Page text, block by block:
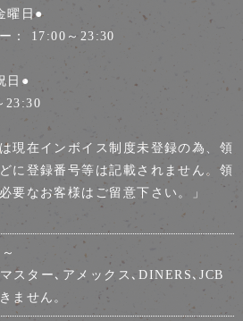
曜日●
： 17:00～23:30
日●
23:30
は現在インボイス制度未登録の為、領
に登録番号等は記載されません。領
要なお客様はご留意下さい。」
スター､アメックス､DINERS､JCB
ません。